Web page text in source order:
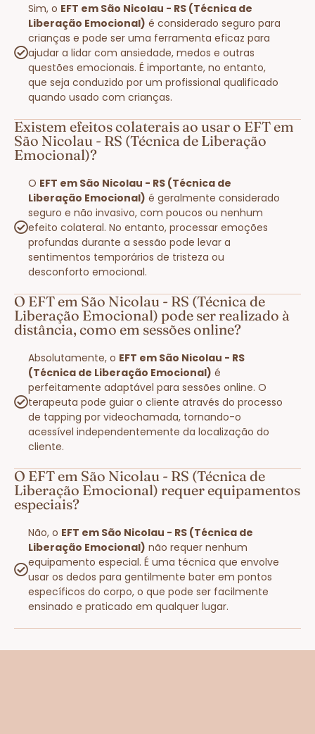
Sim, o EFT em São Nicolau - RS (Técnica de
Liberação Emocional) é considerado seguro para
crianças e pode ser uma ferramenta eficaz para
ajudar a lidar com ansiedade, medos e outras
questões emocionais. É importante, no entanto,
que seja conduzido por um profissional qualificado
quando usado com crianças.
Existem efeitos colaterais ao usar o EFT em
São Nicolau - RS (Técnica de Liberação
Emocional)?
O EFT em São Nicolau - RS (Técnica de
Liberação Emocional) é geralmente considerado
seguro e não invasivo, com poucos ou nenhum
efeito colateral. No entanto, processar emoções
profundas durante a sessão pode levar a
sentimentos temporários de tristeza ou
desconforto emocional.
O EFT em São Nicolau - RS (Técnica de
Liberação Emocional) pode ser realizado à
distância, como em sessões online?
Absolutamente, o EFT em São Nicolau - RS
(Técnica de Liberação Emocional) é
perfeitamente adaptável para sessões online. O
terapeuta pode guiar o cliente através do processo
de tapping por videochamada, tornando-o
acessível independentemente da localização do
cliente.
O EFT em São Nicolau - RS (Técnica de
Liberação Emocional) requer equipamentos
especiais?
Não, o EFT em São Nicolau - RS (Técnica de
Liberação Emocional) não requer nenhum
equipamento especial. É uma técnica que envolve
usar os dedos para gentilmente bater em pontos
específicos do corpo, o que pode ser facilmente
ensinado e praticado em qualquer lugar.